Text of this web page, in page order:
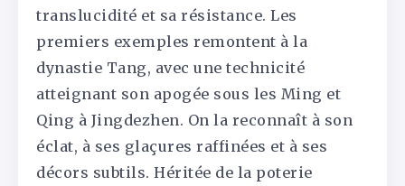
translucidité et sa résistance. Les
premiers exemples remontent à la
dynastie Tang, avec une technicité
atteignant son apogée sous les Ming et
Qing à Jingdezhen. On la reconnaît à son
éclat, à ses glaçures raffinées et à ses
décors subtils. Héritée de la poterie